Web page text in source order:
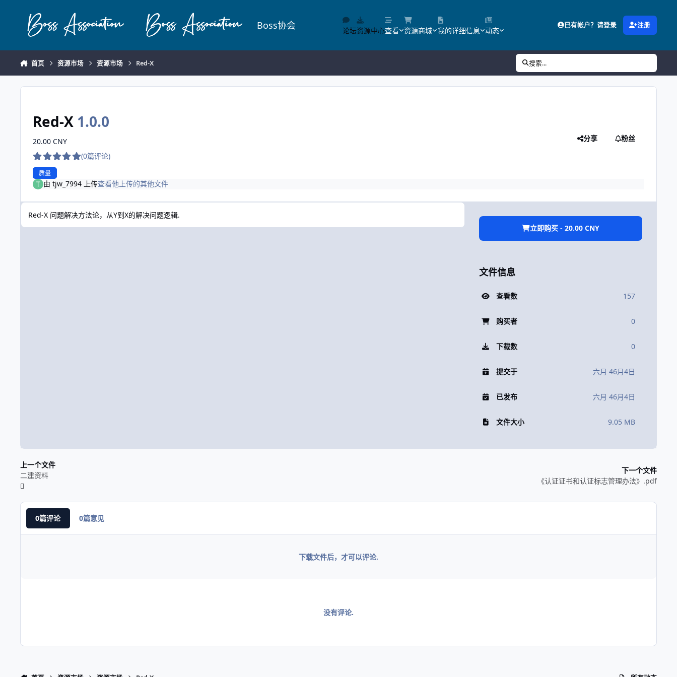
Boss协会 论坛资源中心查看 资源商城 我的详细信息 动态
已有帐户？请登录 注册
首页 资源市场 资源市场 Red-X 搜索...
Red-X 1.0.0
20.00 CNY
(0篇评论)
质量
分享 粉丝
由 tjw_7994上传查看他上传的其他文件
Red-X 问题解决方法论，从Y到X的解决问题逻辑.
立即购买 - 20.00 CNY
文件信息
查看数 157
购买者 0
下载数 0
提交于 六月 46月4日
已发布 六月 46月4日
文件大小 9.05 MB
上一个文件
二建资料
下一个文件
《认证证书和认证标志管理办法》.pdf
0篇评论 0篇意见
下载文件后，才可以评论.
没有评论.